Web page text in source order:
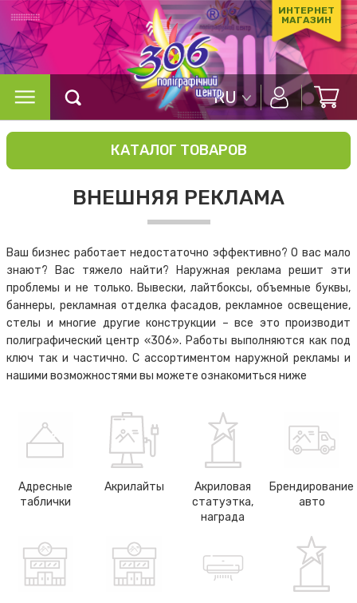
ИНТЕРНЕТ
МАГАЗИН
RU
КАТАЛОГ ТОВАРОВ
ВНЕШНЯЯ РЕКЛАМА
Ваш бизнес работает недостаточно эффективно? О вас мало
знают? Вас тяжело найти? Наружная реклама решит эти
проблемы и не только. Вывески, лайтбоксы, объемные буквы,
баннеры, рекламная отделка фасадов, рекламное освещение,
стелы и многие другие конструкции – все это производит
полиграфический центр «306». Работы выполняются как под
ключ так и частично. С ассортиментом наружной рекламы и
нашими возможностями вы можете ознакомиться ниже
Адресные
таблички
Акрилайты
Акриловая
статуэтка,
награда
Брендирование
авто